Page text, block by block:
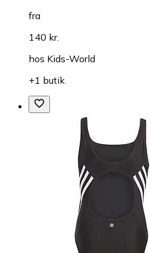
fra
140 kr.
hos Kids-World
+1 butik